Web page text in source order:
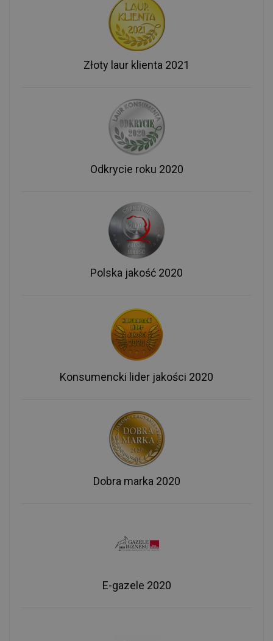
Złoty laur klienta 2021
Odkrycie roku 2020
Polska jakość 2020
Konsumencki lider jakości 2020
Dobra marka 2020
E-gazele 2020